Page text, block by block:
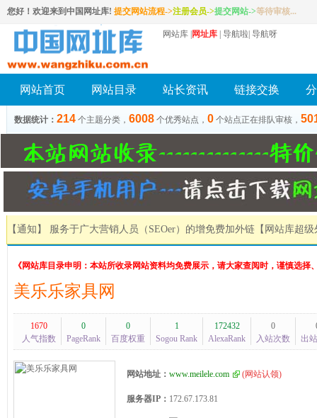
您好！欢迎来到中国网址库! 提交网站流程->注册会员->提交网站->等待审核...
网站库 网址库 导航啦 导航呀
网站首页 网站目录 站长资讯 链接交换
数据统计： 214 个主题分类， 6008 个优秀站点， 0 个站点正在排队审核，
【通知】 服务于广大营销人员（SEOer）的增免费加外链 【网站库超
《网站库目录申明：本站所收录网站资料均免费展示，请大家查阅时，谨慎选择
美乐乐家具网
1670
人气指数
0
PageRank
0
百度权重
1
Sogou Rank
172432
AlexaRank
0
入站次数
出
网站地址： www.meilele.com (网站认领)
服务器IP： 172.67.173.81